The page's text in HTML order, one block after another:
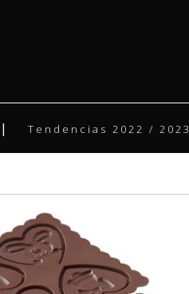
Tendencias 2022 / 2023